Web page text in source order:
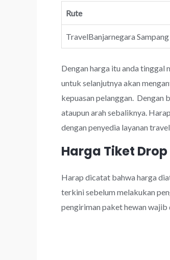
Rute
TravelBanjarnegara Sampang
Dengan harga itu anda tinggal
untuk selanjutnya akan
kepuasan pelanggan. Dengan
ataupun arah sebaliknya.
dengan penyedia layanan
Harga Tiket
Harap dicatat bahwa harga
terkini sebelum melakukan
pengiriman paket hewan